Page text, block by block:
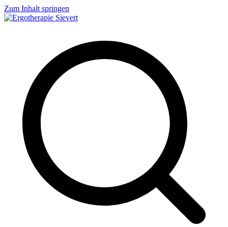
Zum Inhalt springen